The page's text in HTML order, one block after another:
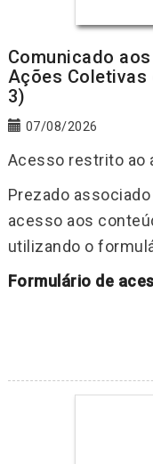
Comunicado
Ações Coletivas
3)
07/08/2026
Acesso restrito ao
Prezado
acesso aos
utilizando o
Formulário de